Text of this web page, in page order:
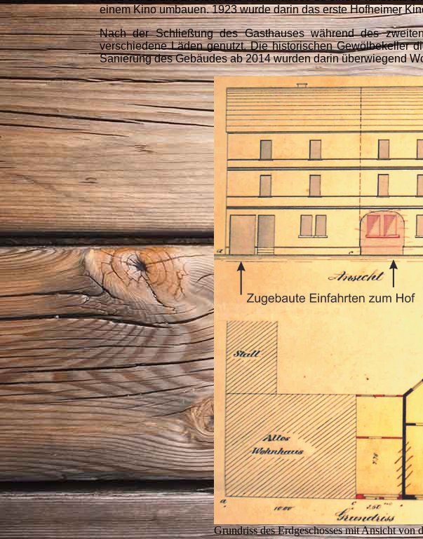
einem Kino umbauen. 1923 wurde darin das erste Hofheimer
Nach der Schließung des Gasthauses während des
verschiedene Läden genutzt. Die historischen Gewölbekeller
Sanierung des Gebäudes ab 2014 wurden darin überwiegend
Grundriss des Erdgeschosses mit Ansicht von